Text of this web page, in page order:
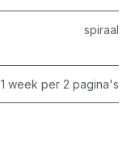
spiraal
1 week per 2 pagina's